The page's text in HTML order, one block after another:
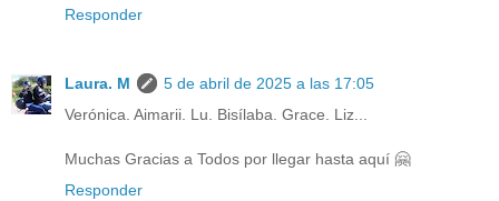
Responder
Laura. M
5 de abril de 2025 a las 17:05
Verónica. Aimarii. Lu. Bisílaba. Grace. Liz...
Muchas Gracias a Todos por llegar hasta aquí 🤗
Responder